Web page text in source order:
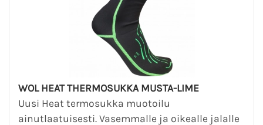
WOL HEAT THERMOSUKKA MUSTA-LIME
Uusi Heat termosukka muotoilu
ainutlaatuisesti. Vasemmalle ja oikealle jalalle